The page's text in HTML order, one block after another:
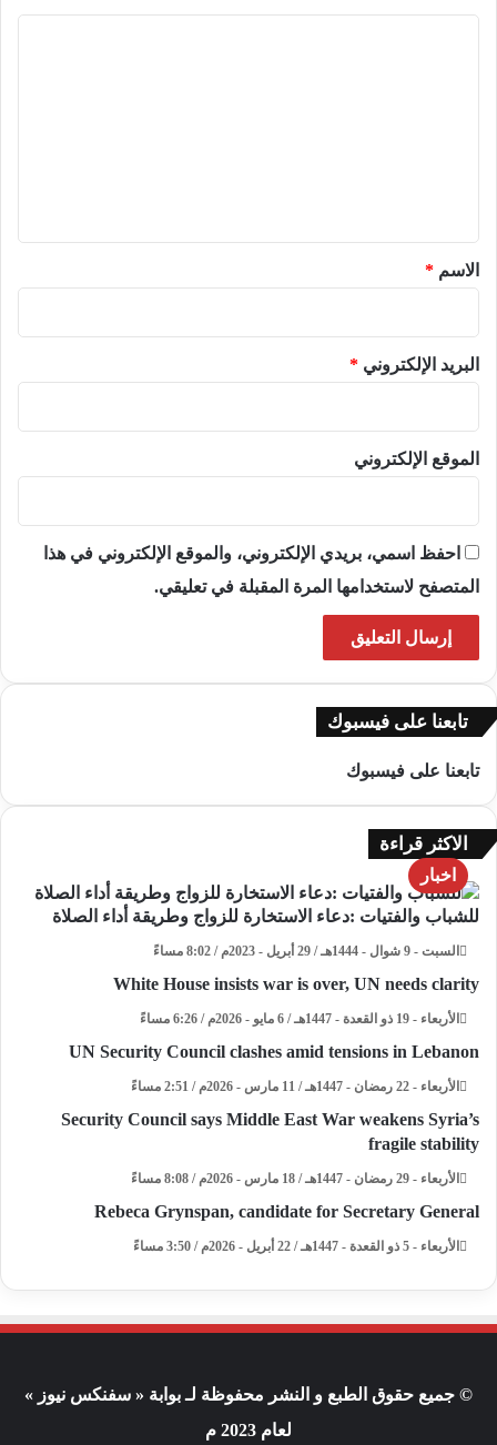
*الاسم *
البريد الإلكتروني *
الموقع الإلكتروني
احفظ اسمي، بريدي الإلكتروني، والموقع الإلكتروني في هذا
المتصفح لاستخدامها المرة المقبلة في تعليقي.
تابعنا على فيسبوك
تابعنا على فيسبوك
الاكثر قراءة
اخبار
للشباب والفتيات :دعاء الاستخارة للزواج وطريقة أداء الصلاة
السبت - 9 شوال - 1444هـ / 29 أبريل - 2023م / 8:02 مساءً
White House insists war is over, UN needs clarity
الأربعاء - 19 ذو القعدة - 1447هـ / 6 مايو - 2026م / 6:26 مساءً
UN Security Council clashes amid tensions in Lebanon
الأربعاء - 22 رمضان - 1447هـ / 11 مارس - 2026م / 2:51 مساءً
Security Council says Middle East War weakens Syria’s
fragile stability
الأربعاء - 29 رمضان - 1447هـ / 18 مارس - 2026م / 8:08 مساءً
Rebeca Grynspan, candidate for Secretary General
الأربعاء - 5 ذو القعدة - 1447هـ / 22 أبريل - 2026م / 3:50 مساءً
© جميع حقوق الطبع و النشر محفوظة لـ بوابة « سفنكس نيوز »
لعام 2023 م